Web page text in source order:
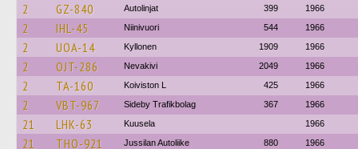
2 GZ-840 Autolinjat 399 1966
2 IHL-45 Niinivuori 544 1966
2 UOA-14 Kyllonen 1909 1966
2 OJT-286 Nevakivi 2049 1966
2 TA-160 Koiviston L 425 1966
2 VBT-967 Sideby Trafikbolag 367 1966
21 LHK-63 Kuusela 1966
21 THO-921 Jussilan Autoliike 880 1966